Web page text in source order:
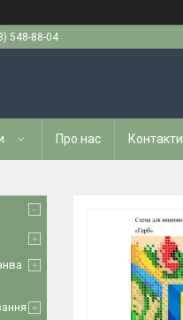
548-88-04
Про нас Контакти